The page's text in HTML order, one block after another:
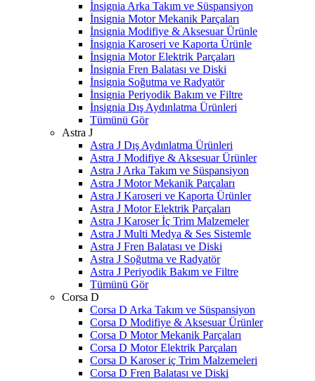
İnsignia Arka Takım ve Süspansiyon
İnsignia Motor Mekanik Parçaları
İnsignia Modifiye & Aksesuar Ürünle
İnsignia Karoseri ve Kaporta Ürünle
İnsignia Motor Elektrik Parçaları
İnsignia Fren Balatası ve Diski
İnsignia Soğutma ve Radyatör
İnsignia Periyodik Bakım ve Filtre
İnsignia Dış Aydınlatma Ürünleri
Tümünü Gör
Astra J
Astra J Dış Aydınlatma Ürünleri
Astra J Modifiye & Aksesuar Ürünler
Astra J Arka Takım ve Süspansiyon
Astra J Motor Mekanik Parçaları
Astra J Karoseri ve Kaporta Ürünler
Astra J Motor Elektrik Parçaları
Astra J Karoser İç Trim Malzemeler
Astra J Multi Medya & Ses Sistemle
Astra J Fren Balatası ve Diski
Astra J Soğutma ve Radyatör
Astra J Periyodik Bakım ve Filtre
Tümünü Gör
Corsa D
Corsa D Arka Takım ve Süspansiyon
Corsa D Modifiye & Aksesuar Ürünler
Corsa D Motor Mekanik Parçaları
Corsa D Motor Elektrik Parçaları
Corsa D Karoser iç Trim Malzemeleri
Corsa D Fren Balatası ve Diski